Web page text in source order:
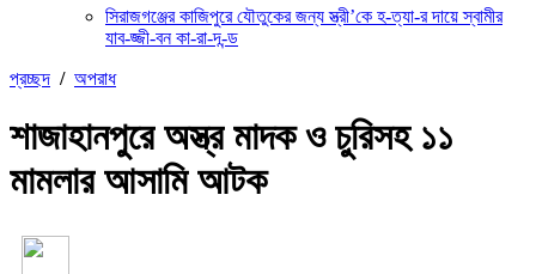
সিরাজগঞ্জের কাজিপুরে যৌতুকের জন্য স্ত্রী’কে হ-ত্যা-র দায়ে স্বামীর
যাব-জ্জী-বন কা-রা-দ-ন্ড
প্রচ্ছদ / অপরাধ
শাজাহানপুরে অস্ত্র মাদক ও চুরিসহ ১১
মামলার আসামি আটক